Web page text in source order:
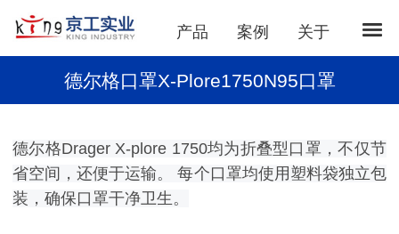
产品 案例 关于
德尔格口罩X-Plore1750N95口罩
德尔格Drager X-plore 1750均为折叠型口罩，不仅节
省空间，还便于运输。 每个口罩均使用塑料袋独立包
装，确保口罩干净卫生。